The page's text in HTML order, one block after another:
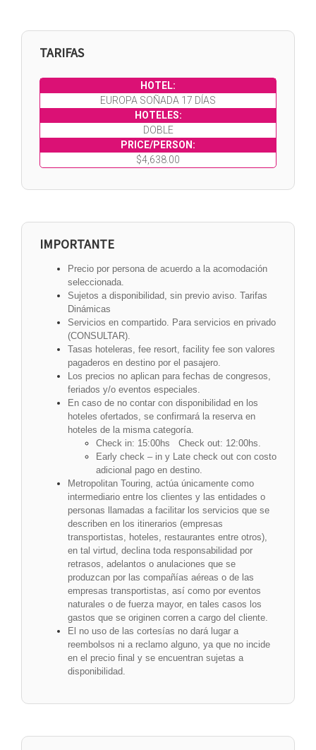
TARIFAS
EUROPA SOÑADA 17 DÍAS
DOBLE
$4,638.00
IMPORTANTE
Precio por persona de acuerdo a la acomodación
seleccionada.
Sujetos a disponibilidad, sin previo aviso. Tarifas
Dinámicas
Servicios en compartido. Para servicios en privado
(CONSULTAR).
Tasas hoteleras, fee resort, facility fee son valores
pagaderos en destino por el pasajero.
Los precios no aplican para fechas de congresos,
feriados y/o eventos especiales.
En caso de no contar con disponibilidad en los
hoteles ofertados, se confirmará la reserva en
hoteles de la misma categoría.
Check in: 15:00hs Check out: 12:00hs.
Early check – in y Late check out con costo
adicional pago en destino.
Metropolitan Touring, actúa únicamente como
intermediario entre los clientes y las entidades o
personas llamadas a facilitar los servicios que se
describen en los itinerarios (empresas
transportistas, hoteles, restaurantes entre otros),
en tal virtud, declina toda responsabilidad por
retrasos, adelantos o anulaciones que se
produzcan por las compañías aéreas o de las
empresas transportistas, así como por eventos
naturales o de fuerza mayor, en tales casos los
gastos que se originen corren a cargo del cliente.
El no uso de las cortesías no dará lugar a
reembolsos ni a reclamo alguno, ya que no incide
en el precio final y se encuentran sujetas a
disponibilidad.